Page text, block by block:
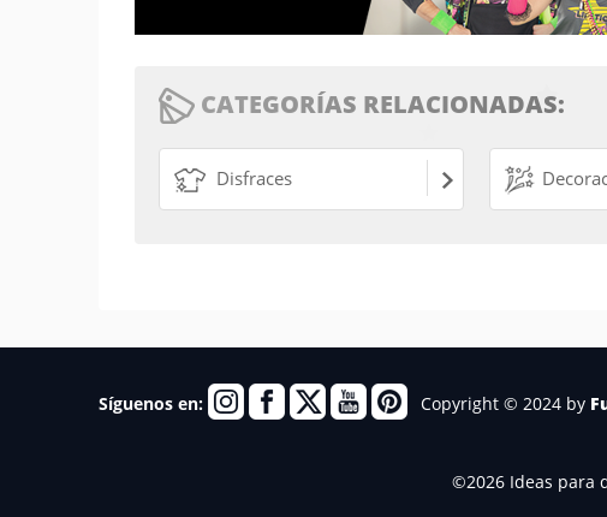
CATEGORÍAS RELACIONADAS:
Disfraces
Síguenos en: Copyright © 2024 by
©2026 Ideas para